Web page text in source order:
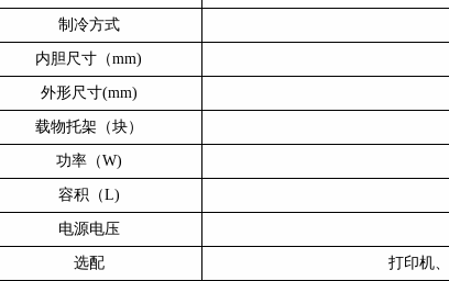
制冷方式
内胆尺寸（mm)
外形尺寸(mm)
载物托架（块）
功率（W)
容积（L)
电源电压
选配 打印机、